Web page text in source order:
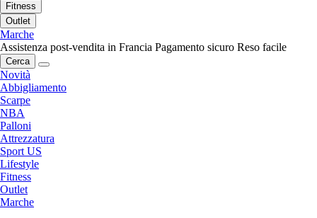
Fitness
Outlet
Marche
Assistenza post-vendita in Francia Pagamento sicuro Reso facile
Cerca
Novità
Abbigliamento
Scarpe
NBA
Palloni
Attrezzatura
Sport US
Lifestyle
Fitness
Outlet
Marche